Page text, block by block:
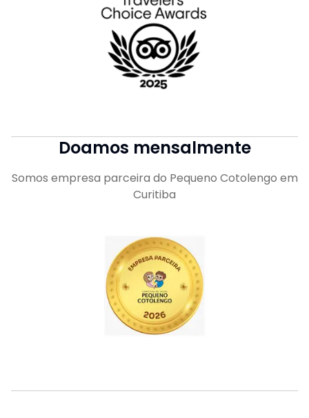
Doamos mensalmente
Somos empresa parceira do Pequeno Cotolengo em
Curitiba